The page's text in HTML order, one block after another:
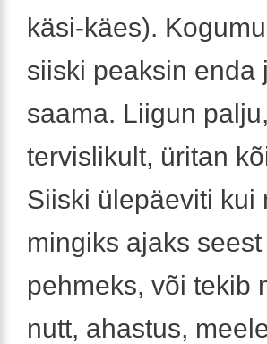
käsi-käes).
siiski peaksin enda
saama. Liigun
tervislikult, üritan
Siiski ülepäeviti kui
mingiks ajaks
pehmeks, või tekib
nutt, ahastus,